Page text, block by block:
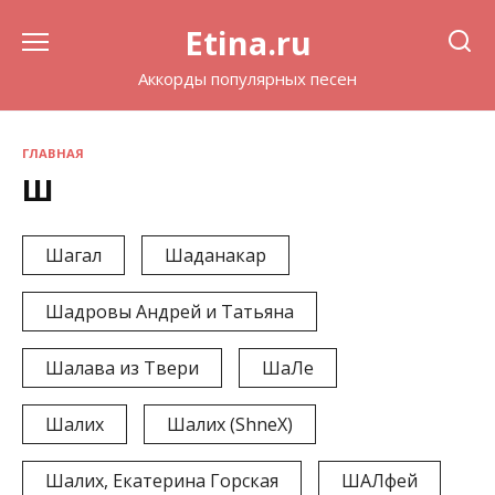
Etina.ru
Аккорды популярных песен
ГЛАВНАЯ
Ш
Шагал Шаданакар
Шадровы Андрей и Татьяна
Шалава из Твери ШаЛе
Шалих Шалих (ShneX)
Шалих, Екатерина Горская ШАЛфей